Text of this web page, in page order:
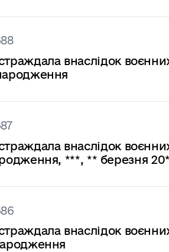
внаслідок
внаслідок
***, ** березня
внаслідок